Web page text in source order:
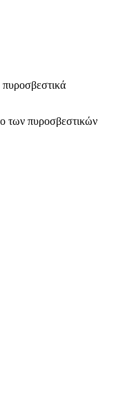
των πυροσβεστικών